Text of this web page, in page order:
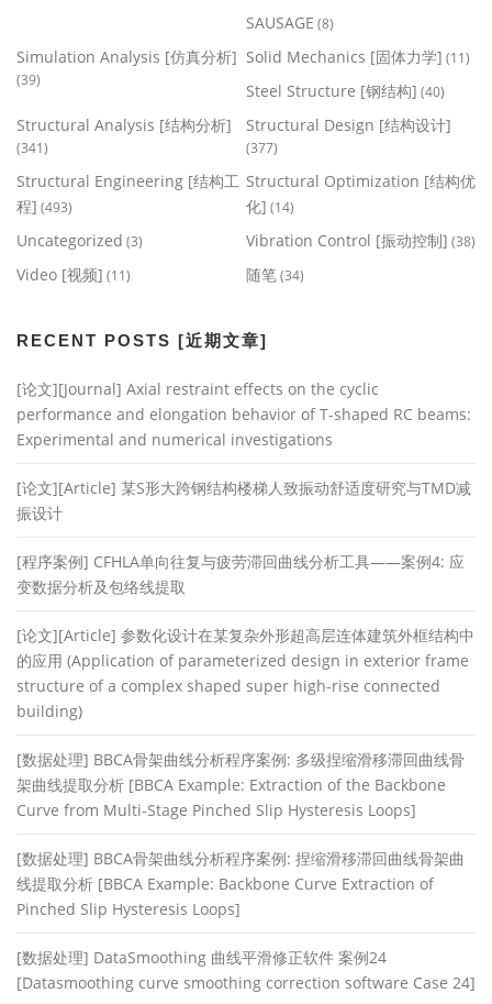
SAUSAGE (8)
Simulation Analysis [仿真分析]
(39)
Solid Mechanics [固体力学] (11)
Steel Structure [钢结构] (40)
Structural Analysis [结构分析]
(341)
Structural Design [结构设计]
(377)
Structural Engineering [结构工
程] (493)
Structural Optimization [结构优
化] (14)
Uncategorized (3) Vibration Control [振动控制] (38)
Video [视频] (11) 随笔(34)
RECENT POSTS [近期文章]
[论文][Journal] Axial restraint effects on the cyclic
performance and elongation behavior of T-shaped RC beams:
Experimental and numerical investigations
[论文][Article] 某S形大跨钢结构楼梯人致振动舒适度研究与TMD减
振设计
[程序案例] CFHLA单向往复与疲劳滞回曲线分析工具——案例4: 应
变数据分析及包络线提取
[论文][Article] 参数化设计在某复杂外形超高层连体建筑外框结构中
的应用 (Application of parameterized design in exterior frame
structure of a complex shaped super high-rise connected
building)
[数据处理] BBCA骨架曲线分析程序案例: 多级捏缩滑移滞回曲线骨
架曲线提取分析 [BBCA Example: Extraction of the Backbone
Curve from Multi-Stage Pinched Slip Hysteresis Loops]
[数据处理] BBCA骨架曲线分析程序案例: 捏缩滑移滞回曲线骨架曲
线提取分析 [BBCA Example: Backbone Curve Extraction of
Pinched Slip Hysteresis Loops]
[数据处理] DataSmoothing 曲线平滑修正软件 案例24
[Datasmoothing curve smoothing correction software Case 24]